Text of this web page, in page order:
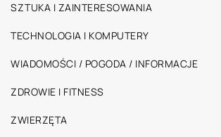
SZTUKA I ZAINTERESOWANIA
TECHNOLOGIA I KOMPUTERY
WIADOMOŚCI / POGODA / INFORMACJE
ZDROWIE I FITNESS
ZWIERZĘTA